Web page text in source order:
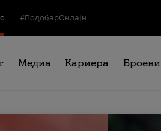
#ПодобарОнлајн
Медиа Кариера